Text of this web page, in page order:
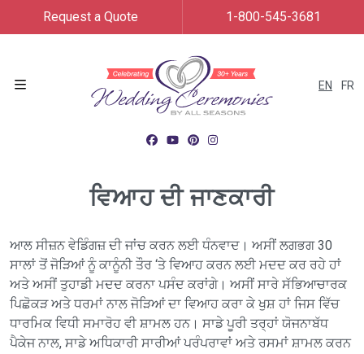
EN FR
Request a Quote 1-800-545-3681
ਵਿਆਹ ਦੀ ਜਾਣਕਾਰੀ
ਆਲ ਸੀਜ਼ਨ ਵੇਡਿੰਗਜ਼ ਦੀ ਜਾਂਚ ਕਰਨ ਲਈ ਧੰਨਵਾਦ। ਅਸੀਂ ਲਗਭਗ 30
ਸਾਲਾਂ ਤੋਂ ਜੋੜਿਆਂ ਨੂੰ ਕਾਨੂੰਨੀ ਤੌਰ ‘ਤੇ ਵਿਆਹ ਕਰਨ ਲਈ ਮਦਦ ਕਰ ਰਹੇ ਹਾਂ
ਅਤੇ ਅਸੀਂ ਤੁਹਾਡੀ ਮਦਦ ਕਰਨਾ ਪਸੰਦ ਕਰਾਂਗੇ। ਅਸੀਂ ਸਾਰੇ ਸੱਭਿਆਚਾਰਕ
ਪਿਛੋਕੜ ਅਤੇ ਧਰਮਾਂ ਨਾਲ ਜੋੜਿਆਂ ਦਾ ਵਿਆਹ ਕਰਾ ਕੇ ਖੁਸ਼ ਹਾਂ ਜਿਸ ਵਿੱਚ
ਧਾਰਮਿਕ ਵਿਧੀ ਸਮਾਰੋਹ ਵੀ ਸ਼ਾਮਲ ਹਨ। ਸਾਡੇ ਪੂਰੀ ਤਰ੍ਹਾਂ ਯੋਜਨਾਬੱਧ
ਪੈਕੇਜ ਨਾਲ, ਸਾਡੇ ਅਧਿਕਾਰੀ ਸਾਰੀਆਂ ਪਰੰਪਰਾਵਾਂ ਅਤੇ ਰਸਮਾਂ ਸ਼ਾਮਲ ਕਰਨ